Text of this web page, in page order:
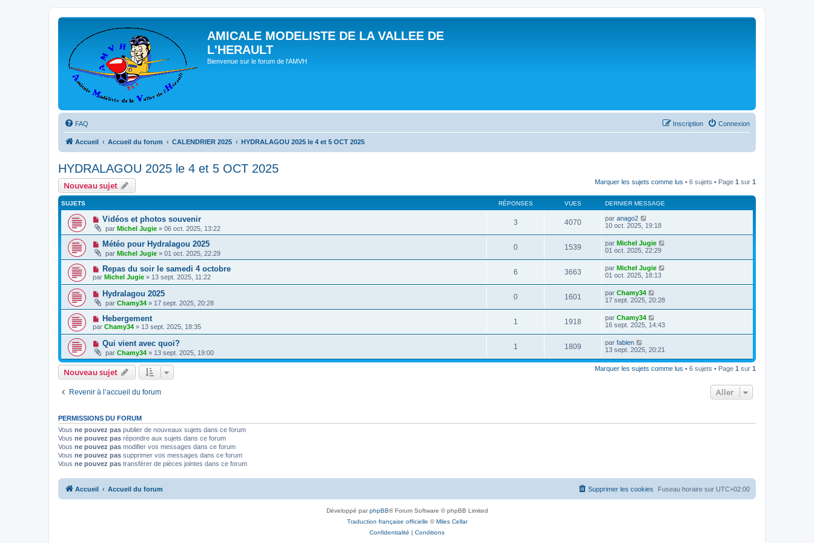
AMICALE MODELISTE DE LA VALLEE DE
L'HERAULT
Bienvenue sur le forum de l'AMVH
FAQ Connexion
Inscription
Accueil Accueil du forum CALENDRIER 2025 HYDRALAGOU 2025 le 4 et 5 OCT 2025
HYDRALAGOU 2025 le 4 et 5 OCT 2025
Nouveau sujet Marquer les sujets comme lus • 6 sujets • Page 1 sur 1
SUJETS RÉPONSES VUES DERNIER MESSAGE
Vidéos et photos souvenir
par Michel Jugie » 06 oct. 2025, 13:22
3 4070 par anago2
10 oct. 2025, 19:18
Météo pour Hydralagou 2025
par Michel Jugie » 01 oct. 2025, 22:29
0 1539 par Michel Jugie
01 oct. 2025, 22:29
Repas du soir le samedi 4 octobre
par Michel Jugie » 13 sept. 2025, 11:22
6 3663 par Michel Jugie
01 oct. 2025, 18:13
Hydralagou 2025
par Chamy34 » 17 sept. 2025, 20:28
0 1601 par Chamy34
17 sept. 2025, 20:28
Hebergement
par Chamy34 » 13 sept. 2025, 18:35
1 1918 par Chamy34
16 sept. 2025, 14:43
Qui vient avec quoi?
par Chamy34 » 13 sept. 2025, 19:00
1 1809 par fabien
13 sept. 2025, 20:21
Nouveau sujet Marquer les sujets comme lus • 6 sujets • Page 1 sur 1
Revenir à l’accueil du forum Aller
PERMISSIONS DU FORUM
Vous ne pouvez pas publier de nouveaux sujets dans ce forum
Vous ne pouvez pas répondre aux sujets dans ce forum
Vous ne pouvez pas modifier vos messages dans ce forum
Vous ne pouvez pas supprimer vos messages dans ce forum
Vous ne pouvez pas transférer de pièces jointes dans ce forum
Accueil Accueil du forum Fuseau horaire sur UTC+02:00
Supprimer les cookies
Développé parphpBB® Forum Software © phpBB Limited
Traduction française officielle ©Miles Cellar
Confidentialité | Conditions